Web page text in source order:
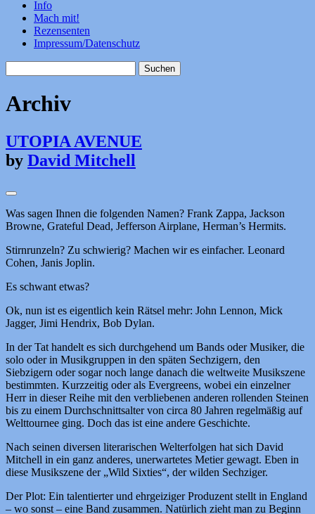
Info
Mach mit!
Rezensenten
Impressum/Datenschutz
nach:
Archiv
UTOPIA AVENUE
by David Mitchell
Was sagen Ihnen die folgenden Namen? Frank Zappa, Jackson
Browne, Grateful Dead, Jefferson Airplane, Herman’s Hermits.
Stirnrunzeln? Zu schwierig? Machen wir es einfacher. Leonard
Cohen, Janis Joplin.
Es schwant etwas?
Ok, nun ist es eigentlich kein Rätsel mehr: John Lennon, Mick
Jagger, Jimi Hendrix, Bob Dylan.
In der Tat handelt es sich durchgehend um Bands oder Musiker, die
solo oder in Musikgruppen in den späten Sechzigern, den
Siebzigern oder sogar noch lange danach die weltweite Musikszene
bestimmten. Kurzzeitig oder als Evergreens, wobei ein einzelner
Herr in dieser Reihe mit den verbliebenen anderen rollenden Steinen
bis zu einem Durchschnittsalter von circa 80 Jahren regelmäßig auf
Welttournee ging. Doch das ist eine andere Geschichte.
Nach seinen diversen literarischen Welterfolgen hat sich David
Mitchell in ein ganz anderes, unerwartetes Metier gewagt. Eben in
diese Musikszene der „Wild Sixties“, der wilden Sechziger.
Der Plot: Ein talentierter und ehrgeiziger Produzent stellt in England
– wo sonst – eine Band zusammen. Natürlich zieht man zu Beginn